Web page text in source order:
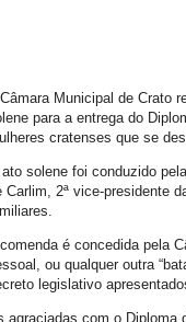
Municipal de Crato
para a entrega do
cratenses que se
solene foi conduzido
Carlim, 2ª vice-presidente
é concedida pela
ou qualquer outra
legislativo
agraciadas com o Diploma